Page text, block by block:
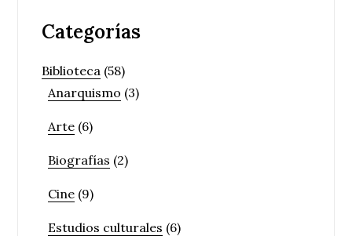
Categorías
Biblioteca (58)
Anarquismo (3)
Arte (6)
Biografías (2)
Cine (9)
Estudios culturales (6)